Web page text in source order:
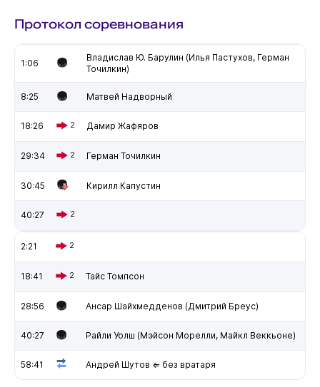
Протокол соревнования
1:06
Владислав Ю. Барулин (Илья Пастухов, Герман
Точилкин)
8:25 Матвей Надворный
18:26 2 Дамир Жафяров
29:34 2 Герман Точилкин
30:45 Кирилл Капустин
40:27 2
2:21 2
18:41 2 Тайс Томпсон
28:56 Ансар Шайхмедденов (Дмитрий Бреус)
40:27 Райли Уолш (Мэйсон Морелли, Майкл Веккьоне)
58:41 Андрей Шутов ⇐ без вратаря